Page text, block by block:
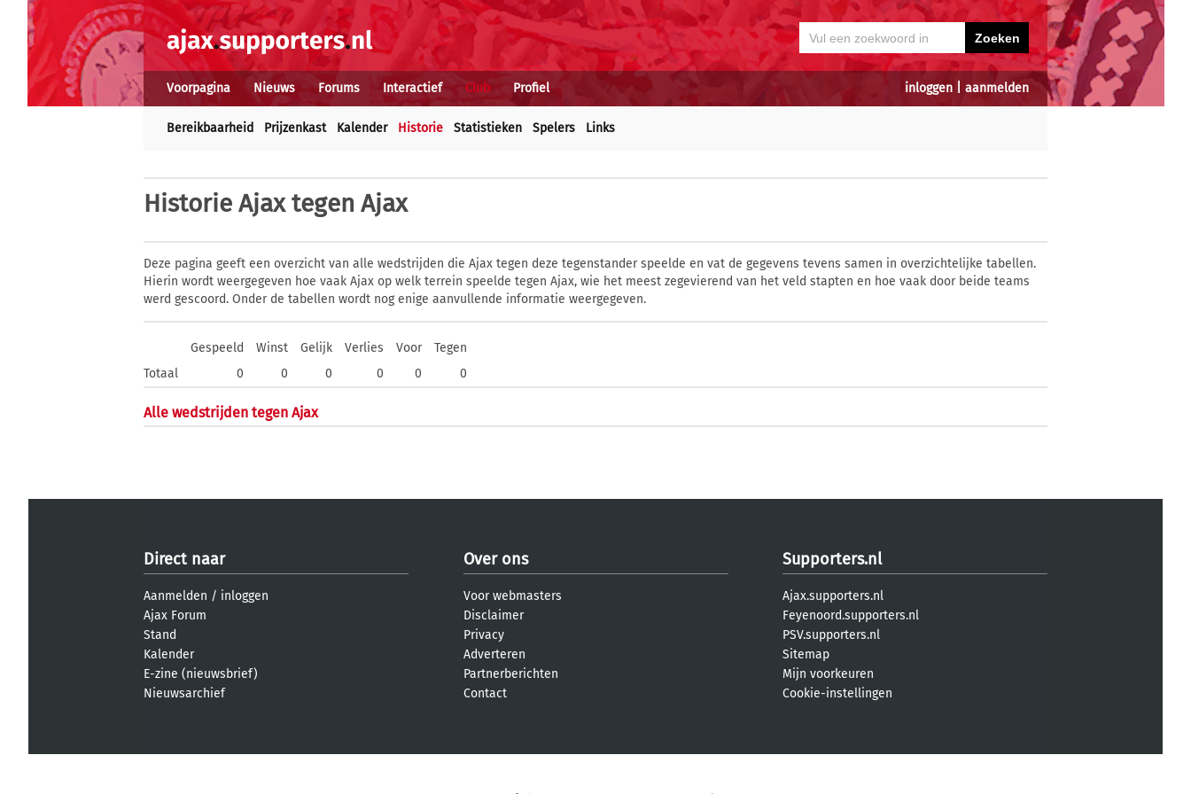
inloggen aanmelden
Voorpagina Nieuws Forums Interactief Club Profiel
Bereikbaarheid Prijzenkast Kalender Historie Statistieken Spelers Links
Historie Ajax tegen Ajax
Deze pagina geeft een overzicht van alle wedstrijden die Ajax tegen deze tegenstander speelde en vat de gegevens tevens samen in overzichtelijke tabellen.
Hierin wordt weergegeven hoe vaak Ajax op welk terrein speelde tegen Ajax, wie het meest zegevierend van het veld stapten en hoe vaak door beide teams
werd gescoord. Onder de tabellen wordt nog enige aanvullende informatie weergegeven.
Gespeeld Winst Gelijk Verlies Voor
Tegen
Totaal
0 0 0 0 0 0
Alle wedstrijden tegen Ajax
Direct naar
Aanmelden / inloggen
Ajax Forum
Stand
Kalender
E-zine (nieuwsbrief)
Nieuwsarchief
Over ons
Voor webmasters
Disclaimer
Privacy
Adverteren
Partnerberichten
Contact
Supporters.nl
Ajax.supporters.nl
Feyenoord.supporters.nl
PSV.supporters.nl
Sitemap
Mijn voorkeuren
Cookie-instellingen